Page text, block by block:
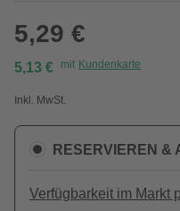
5,29 €
5,13 € mit Kundenkarte
Inkl. MwSt.
RESERVIEREN &
Verfügbarkeit im Markt